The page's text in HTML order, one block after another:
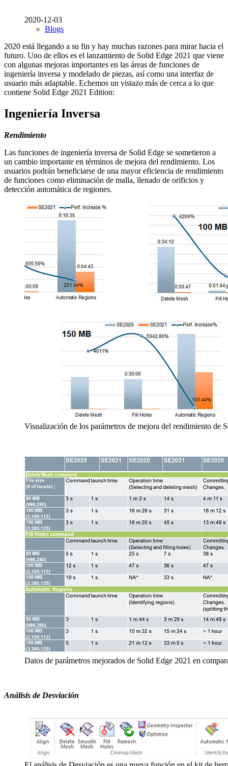
2020-12-03
Blogs
2020 está llegando a su fin y hay muchas razones para mirar hacia el
futuro. Uno de ellos es el lanzamiento de Solid Edge 2021 que viene
con algunas mejoras importantes en las áreas de funciones de
ingeniería inversa y modelado de piezas, así como una interfaz de
usuario más adaptable. Echemos un vistazo más de cerca a lo que
contiene Solid Edge 2021 Edition:
Ingeniería Inversa
Rendimiento
Las funciones de ingeniería inversa de Solid Edge se sometieron a
un cambio importante en términos de mejora del rendimiento. Los
usuarios podrán beneficiarse de una mayor eficiencia de rendimiento
de funciones como eliminación de malla, llenado de orificios y
detección automática de regiones.
Visualización de los parámetros de mejora del rendimiento de
Datos de parámetros mejorados de Solid Edge 2021 en
Análisis de Desviación